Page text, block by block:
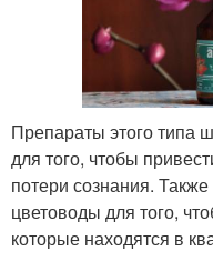
Препараты этого типа
для того, чтобы
потери сознания.
цветоводы для того,
которые находятся в